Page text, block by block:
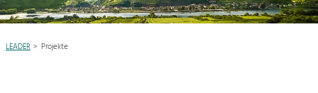
Region 
Projekte
in diesem Kontext angezeigt.
Natur- &
LEADER Projekte